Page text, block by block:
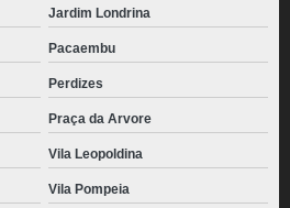
Jardim Londrina
Pacaembu
Perdizes
Praça da Arvore
Vila Leopoldina
Vila Pompeia